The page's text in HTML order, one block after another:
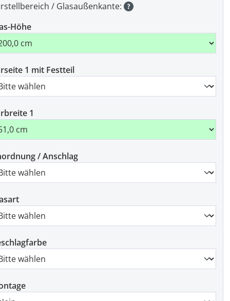
/ Glasaußenkante:
Höhe
1 mit Festteil
1
/ Anschlag